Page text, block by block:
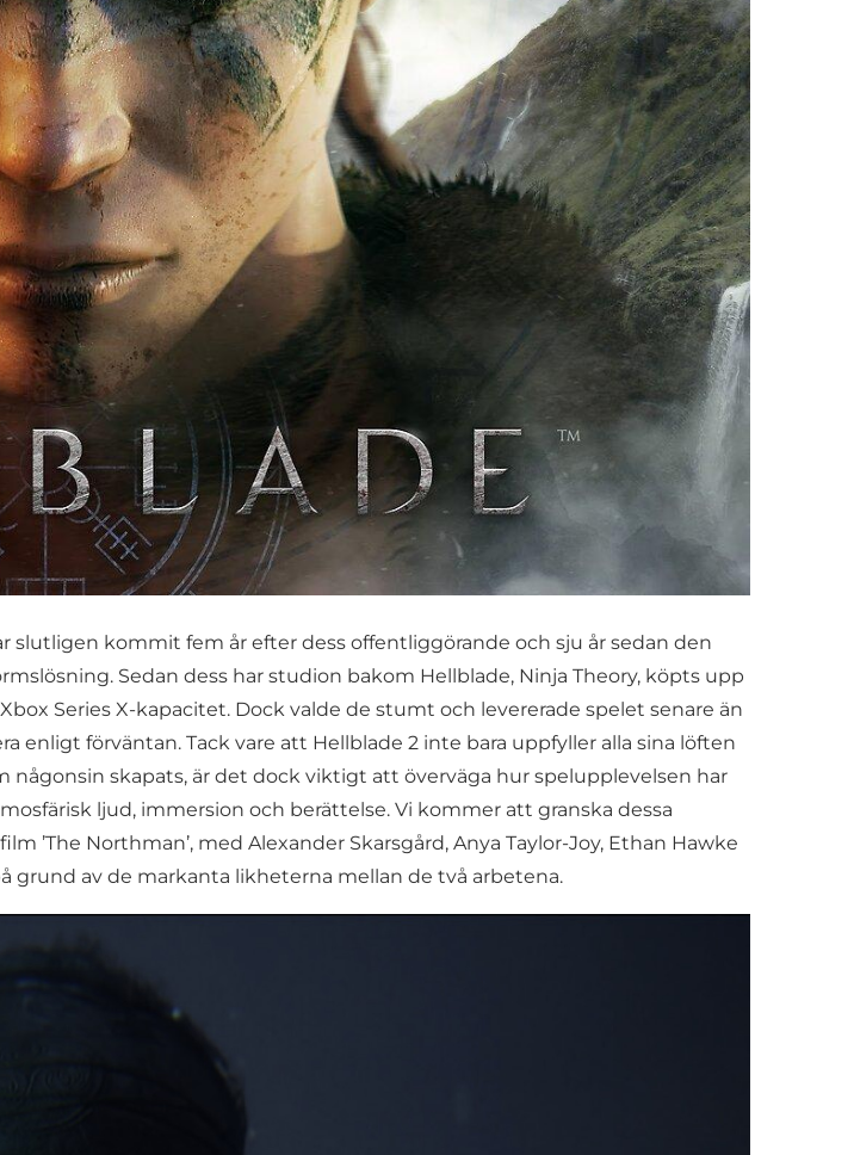
kommit fem år efter dess offentliggörande och sju år sedan den
Sedan dess har studion bakom Hellblade, Ninja Theory, köpts upp
Series X-kapacitet. Dock valde de stumt och levererade spelet senare än
förväntan. Tack vare att Hellblade 2 inte bara uppfyller alla sina löften
skapats, är det dock viktigt att överväga hur spelupplevelsen har
ljud, immersion och berättelse. Vi kommer att granska dessa
Northman’, med Alexander Skarsgård, Anya Taylor-Joy, Ethan Hawke
grund av de markanta likheterna mellan de två arbetena.